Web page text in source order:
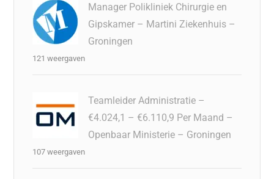
Manager Polikliniek Chirurgie en
Gipskamer – Martini Ziekenhuis –
Groningen
121 weergaven
Teamleider Administratie –
€4.024,1 – €6.110,9 Per Maand –
Openbaar Ministerie – Groningen
107 weergaven